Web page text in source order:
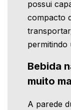
possui
compacto
permitindo
Bebida
muito
A parede